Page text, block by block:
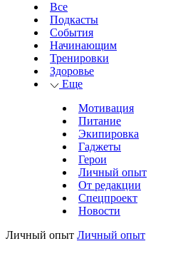
Все
Подкасты
События
Начинающим
Тренировки
Здоровье
Еще
Мотивация
Питание
Экипировка
Гаджеты
Герои
Личный опыт
От редакции
Спецпроект
Новости
Личный опыт Личный опыт